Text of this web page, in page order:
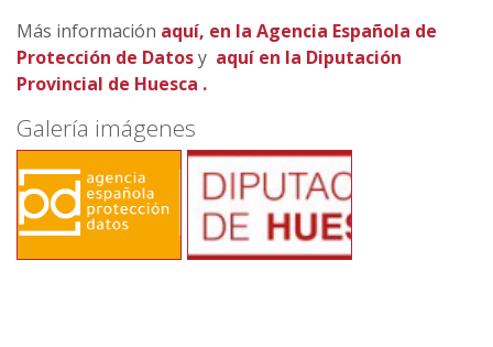
Más información aquí, en la Agencia Española de
Protección de Datosy aquí en la Diputación
Provincial de Huesca .
Galería imágenes